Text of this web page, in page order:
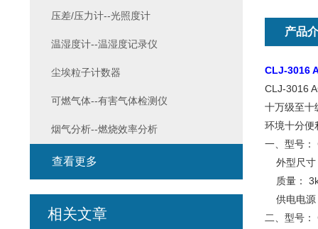
产品
CLJ-3016
CLJ-3016
十万级至十
环境十分便
一、型号：
外型尺寸
质量：
供电电源
二、型号
压差/压力计--光照度计
温湿度计--温湿度记录仪
尘埃粒子计数器
可燃气体--有害气体检测仪
烟气分析--燃烧效率分析
查看更多
相关文章